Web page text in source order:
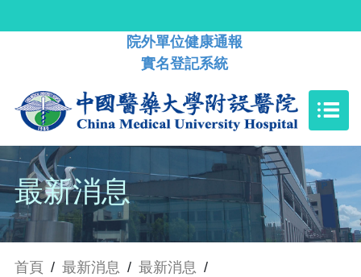
院外單位健康通報
實名登記系統
最新消息
首頁 / 最新消息 / 最新消息 /